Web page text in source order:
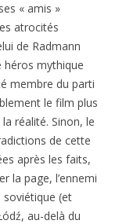
« amis »
atrocités
de Radmann
héros mythique
membre du parti
le film plus
réalité. Sinon, le
de cette
après les faits,
la page, l’ennemi
soviétique (et
au-delà du